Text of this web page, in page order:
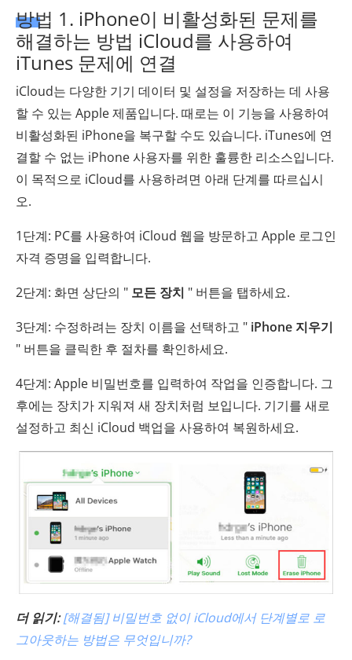
방법 1. iPhone이 비활성화된 문제를
해결하는 방법 iCloud를 사용하여
iTunes 문제에 연결
iCloud는 다양한 기기 데이터 및 설정을 저장하는 데 사용
할 수 있는 Apple 제품입니다. 때로는 이 기능을 사용하여
비활성화된 iPhone을 복구할 수도 있습니다. iTunes에 연
결할 수 없는 iPhone 사용자를 위한 훌륭한 리소스입니다.
이 목적으로 iCloud를 사용하려면 아래 단계를 따르십시
오.
1단계: PC를 사용하여 iCloud 웹을 방문하고 Apple 로그인
자격 증명을 입력합니다.
2단계: 화면 상단의 " 모든 장치 " 버튼을 탭하세요.
3단계: 수정하려는 장치 이름을 선택하고 " iPhone 지우기
" 버튼을 클릭한 후 절차를 확인하세요.
4단계: Apple 비밀번호를 입력하여 작업을 인증합니다. 그
후에는 장치가 지워져 새 장치처럼 보입니다. 기기를 새로
설정하고 최신 iCloud 백업을 사용하여 복원하세요.
더 읽기: [해결됨] 비밀번호 없이 iCloud에서 단계별로 로
그아웃하는 방법은 무엇입니까?